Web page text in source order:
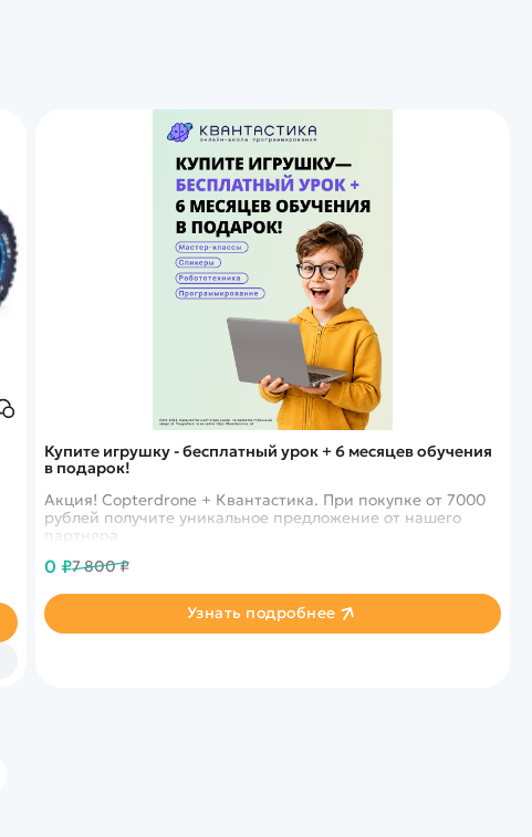
Купите игрушку - бесплатный урок + 6 месяцев обучения
в подарок!
Акция! Copterdrone + Квантастика. При покупке от 7000
рублей получите уникальное предложение от нашего
партнера
0 ₽7 800 ₽
Узнать подробнее